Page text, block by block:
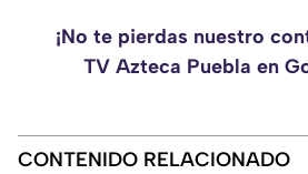
¡No te pierdas nuestro
TV Azteca Puebla en
CONTENIDO RELACIONADO